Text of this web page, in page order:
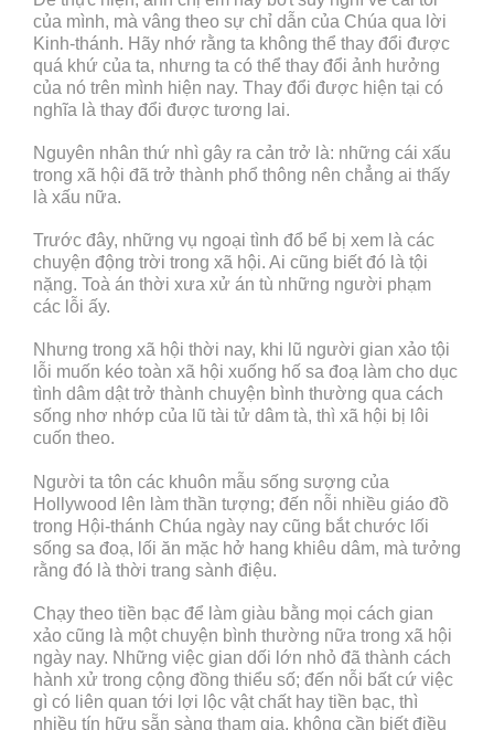
của mình, mà vâng theo sự chỉ dẫn của Chúa qua lời
Kinh-thánh. Hãy nhớ rằng ta không thể thay đổi được
quá khứ của ta, nhưng ta có thể thay đổi ảnh hưởng
của nó trên mình hiện nay. Thay đổi được hiện tại có
nghĩa là thay đổi được tương lai.
Nguyên nhân thứ nhì gây ra cản trở là: những cái xấu
trong xã hội đã trở thành phổ thông nên chẳng ai thấy
là xấu nữa.
Trước đây, những vụ ngoại tình đổ bể bị xem là các
chuyện động trời trong xã hội. Ai cũng biết đó là tội
nặng. Toà án thời xưa xử án tù những người phạm
các lỗi ấy.
Nhưng trong xã hội thời nay, khi lũ người gian xảo tội
lỗi muốn kéo toàn xã hội xuống hố sa đoạ làm cho dục
tình dâm dật trở thành chuyện bình thường qua cách
sống nhơ nhớp của lũ tài tử dâm tà, thì xã hội bị lôi
cuốn theo.
Người ta tôn các khuôn mẫu sống sượng của
Hollywood lên làm thần tượng; đến nỗi nhiều giáo đồ
trong Hội-thánh Chúa ngày nay cũng bắt chước lối
sống sa đoạ, lối ăn mặc hở hang khiêu dâm, mà tưởng
rằng đó là thời trang sành điệu.
Chạy theo tiền bạc để làm giàu bằng mọi cách gian
xảo cũng là một chuyện bình thường nữa trong xã hội
ngày nay. Những việc gian dối lớn nhỏ đã thành cách
hành xử trong cộng đồng thiểu số; đến nỗi bất cứ việc
gì có liên quan tới lợi lộc vật chất hay tiền bạc, thì
nhiều tín hữu sẵn sàng tham gia, không cần biết điều